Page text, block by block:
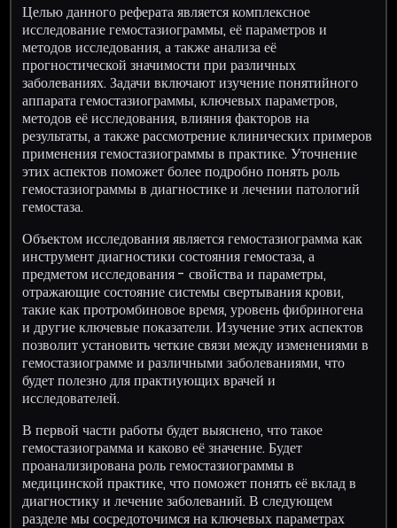
Целью данного реферата является комплексное
исследование гемостазиограммы, её параметров и
методов исследования, а также анализа её
прогностической значимости при различных
заболеваниях. Задачи включают изучение понятийного
аппарата гемостазиограммы, ключевых параметров,
методов её исследования, влияния факторов на
результаты, а также рассмотрение клинических примеров
применения гемостазиограммы в практике. Уточнение
этих аспектов поможет более подробно понять роль
гемостазиограммы в диагностике и лечении патологий
гемостаза.
Объектом исследования является гемостазиограмма как
инструмент диагностики состояния гемостаза, а
предметом исследования - свойства и параметры,
отражающие состояние системы свертывания крови,
такие как протромбиновое время, уровень фибриногена
и другие ключевые показатели. Изучение этих аспектов
позволит установить четкие связи между изменениями в
гемостазиограмме и различными заболеваниями, что
будет полезно для практиующих врачей и
исследователей.
В первой части работы будет выяснено, что такое
гемостазиограмма и каково её значение. Будет
проанализирована роль гемостазиограммы в
медицинской практике, что поможет понять её вклад в
диагностику и лечение заболеваний. В следующем
разделе мы сосредоточимся на ключевых параметрах